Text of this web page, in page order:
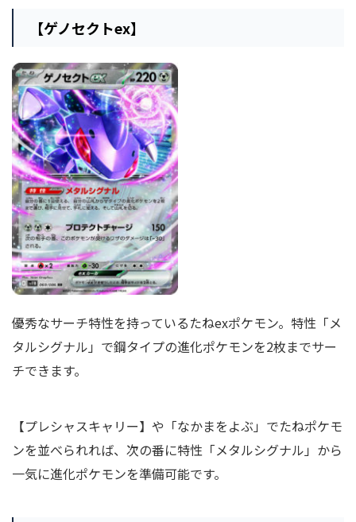
【ゲノセクトex】
優秀なサーチ特性を持っているたねexポケモン。特性「メ
タルシグナル」で鋼タイプの進化ポケモンを2枚までサー
チできます。
【プレシャスキャリー】や「なかまをよぶ」でたねポケモ
ンを並べられれば、次の番に特性「メタルシグナル」から
一気に進化ポケモンを準備可能です。